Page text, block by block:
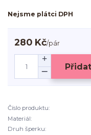
Nejsme plátci DPH
280 Kč/pár
Číslo produktu:
Materiál:
Druh šperku: